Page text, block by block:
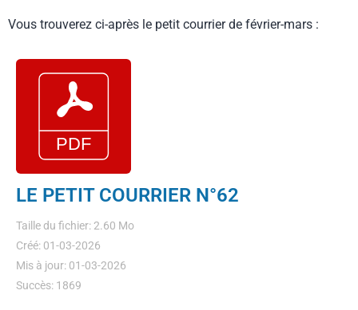
Vous trouverez ci-après le petit courrier de février-mars :
LE PETIT COURRIER N°62
Taille du fichier: 2.60 Mo
Créé: 01-03-2026
Mis à jour: 01-03-2026
Succès: 1869